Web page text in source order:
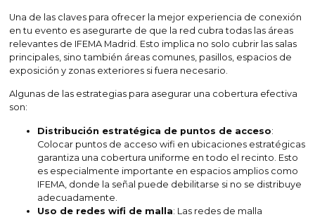
Una de las claves para ofrecer la mejor experiencia de conexión
en tu evento es asegurarte de que la red cubra todas las áreas
relevantes de IFEMA Madrid. Esto implica no solo cubrir las salas
principales, sino también áreas comunes, pasillos, espacios de
exposición y zonas exteriores si fuera necesario.
Algunas de las estrategias para asegurar una cobertura efectiva
son:
Distribución estratégica de puntos de acceso:
Colocar puntos de acceso wifi en ubicaciones estratégicas
garantiza una cobertura uniforme en todo el recinto. Esto
es especialmente importante en espacios amplios como
IFEMA, donde la señal puede debilitarse si no se distribuye
adecuadamente.
Uso de redes wifi de malla: Las redes de malla